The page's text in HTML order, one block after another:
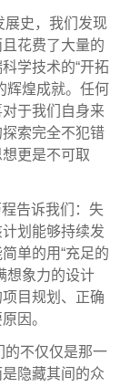
史，我们发现
花费了大量的
学技术的“开拓
辉煌成就。任何
于我们自身来
索完全不犯错
更是不可取
告诉我们：失
划能够持续发
单的用“充足的
想象力的设计
目规划、正确
因。
不仅仅是那一
隐藏其间的众